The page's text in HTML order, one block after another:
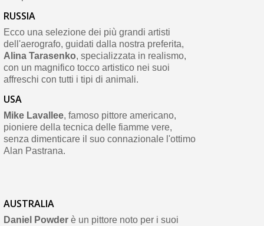
RUSSIA
Ecco una selezione dei più grandi artisti
dell'aerografo, guidati dalla nostra preferita,
Alina Tarasenko, specializzata in realismo,
con un magnifico tocco artistico nei suoi
affreschi con tutti i tipi di animali.
USA
Mike Lavallee, famoso pittore americano,
pioniere della tecnica delle fiamme vere,
senza dimenticare il suo connazionale l'ottimo
Alan Pastrana.
AUSTRALIA
Daniel Powderè un pittore noto per i suoi